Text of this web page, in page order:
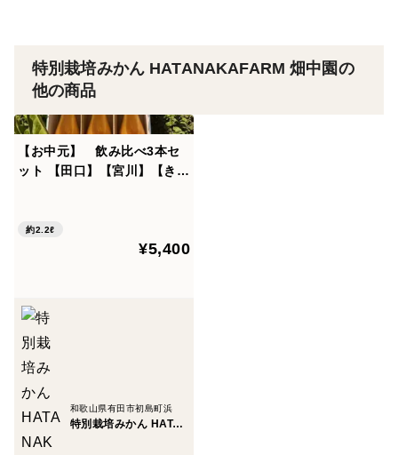
【田口】甘味が強くしっかりとした味わいであった。
（大桃委員）
飲んだ後まで残る味わい、濃さがとても良い。（富田委
員）
【丹生系】高糖系希少品種 甘味が強くフルーティー。
搾っています。
保存方法など
開封後は要冷蔵、お早めにお飲みください。
沈殿物は果肉ですのでよく振ってお飲みください。
【宮川】 賞味期限2026.12.1
特別栽培みかん HATANAKAFARM 畑中園の
他の商品
【お中元】 飲み比べ3本セ
ット 【田口】【宮川】【きゅ
みかんジュース100％
約2.2ℓ
¥5,400
和歌山県有田市初島町浜
特別栽培みかん HATANAKAFARM 畑中園